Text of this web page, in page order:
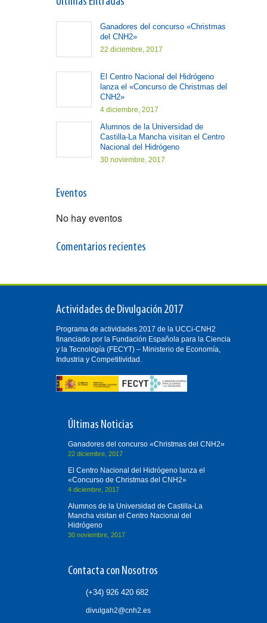
Ganadores del concurso «Christmas
del CNH2»
22 diciembre, 2017
El Centro Nacional del Hidrógeno
lanza el «Concurso de Christmas del
CNH2»
4 diciembre, 2017
Alumnos de la Universidad de
Castilla-La Mancha visitan el Centro
Nacional del Hidrógeno
30 noviembre, 2017
Eventos
No hay eventos
Comentarios recientes
Actividades de Divulgación 2017
Programa de actividades 2017 de la UCCi-CNH2
financiado por la Fundación Española para la Ciencia
y la Tecnología (FECYT) – Ministerio de Economía,
Industria y Competitividad.
Últimas Noticias
Ganadores del concurso «Christmas del CNH2»
22 diciembre, 2017
El Centro Nacional del Hidrógeno lanza el
«Concurso de Christmas del CNH2»
4 diciembre, 2017
Alumnos de la Universidad de Castilla-La
Mancha visitan el Centro Nacional del
Hidrógeno
30 noviembre, 2017
Contacta con Nosotros
(+34) 926 420 682
divulgah2@cnh2.es